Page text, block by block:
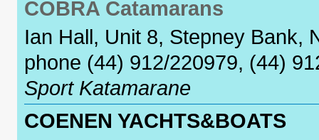
COBRA Catamarans
Ian Hall, Unit 8, Stepney Bank,
phone (44) 912/220979, (44)
Sport Katamarane
COENEN YACHTS&BOATS